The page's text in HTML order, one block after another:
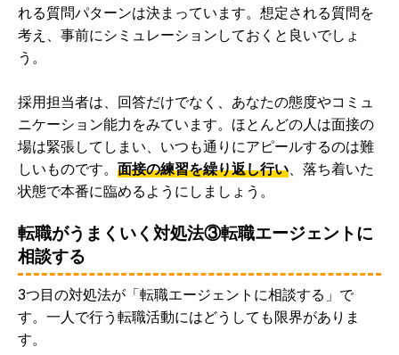
れる質問パターンは決まっています。想定される質問を
考え、事前にシミュレーションしておくと良いでしょ
う。
採用担当者は、回答だけでなく、あなたの態度やコミュ
ニケーション能力をみています。ほとんどの人は面接の
場は緊張してしまい、いつも通りにアピールするのは難
しいものです。 面接の練習を繰り返し行い 、落ち着いた
状態で本番に臨めるようにしましょう。
転職がうまくいく対処法③転職エージェントに
相談する
3つ目の対処法が「転職エージェントに相談する」で
す。一人で行う転職活動にはどうしても限界がありま
す。